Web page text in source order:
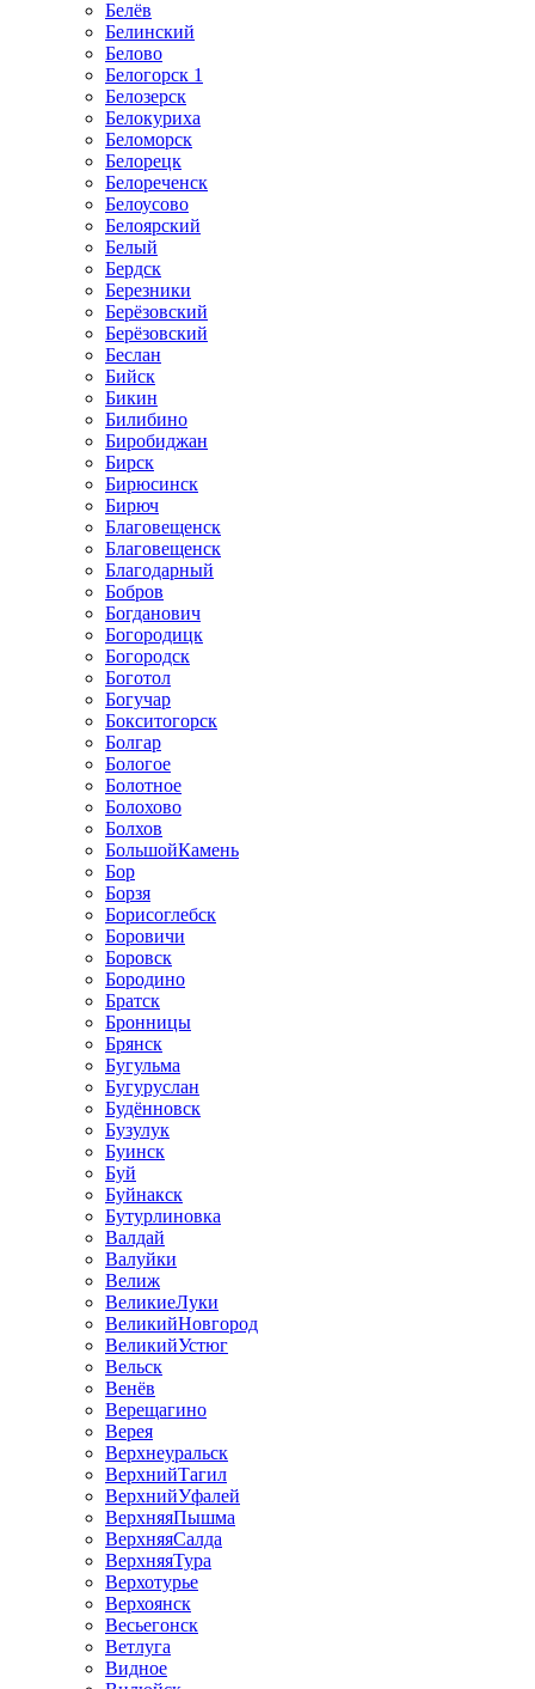
Белёв
Белинский
Белово
Белогорск 1
Белозерск
Белокуриха
Беломорск
Белорецк
Белореченск
Белоусово
Белоярский
Белый
Бердск
Березники
Берёзовский
Берёзовский
Беслан
Бийск
Бикин
Билибино
Биробиджан
Бирск
Бирюсинск
Бирюч
Благовещенск
Благовещенск
Благодарный
Бобров
Богданович
Богородицк
Богородск
Боготол
Богучар
Бокситогорск
Болгар
Бологое
Болотное
Болохово
Болхов
БольшойКамень
Бор
Борзя
Борисоглебск
Боровичи
Боровск
Бородино
Братск
Бронницы
Брянск
Бугульма
Бугуруслан
Будённовск
Бузулук
Буинск
Буй
Буйнакск
Бутурлиновка
Валдай
Валуйки
Велиж
ВеликиеЛуки
ВеликийНовгород
ВеликийУстюг
Вельск
Венёв
Верещагино
Верея
Верхнеуральск
ВерхнийТагил
ВерхнийУфалей
ВерхняяПышма
ВерхняяСалда
ВерхняяТура
Верхотурье
Верхоянск
Весьегонск
Ветлуга
Видное